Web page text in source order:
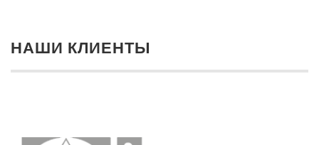
НАШИ КЛИЕНТЫ